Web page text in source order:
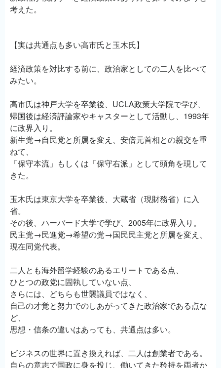
考えた。
【実は共通点も多い高市氏と玉木氏】
経済政策を対比する前に、政治家としての二人を比べて
みたい。
高市氏は神戸大学を卒業後、UCLA政策大学院で学び、
帰国後は経済評論家やキャスターとして活動し、1993年
に政界入り。
新生党→自民党と所属を変え、安倍元首相との親交を重
ねて、
「保守本流」もしくは「保守右派」として頭角を現して
きた。
玉木氏は東京大学を卒業後、大蔵省（現財務省）に入
省。
その後、ハーバード大学で学び、2005年に政界入り。
民主党→民進党→希望の党→国民民主党と所属を変え、
現在同党代表。
二人とも海外留学経験のあるエリートである点、
ひとつの政党に固執していない点、
さらには、どちらも世襲議員ではなく、
自己の才覚と努力でのしあがってきた政治家である点な
ど、
思想・信条の違いはあっても、共通点は多い。
ビジネスの世界に置き換えれば、二人は創業者である。
自らの意志で国政に身を投じ、働いてきた矜持を両者か